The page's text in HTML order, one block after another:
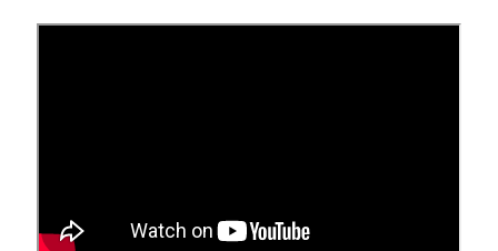
Squarespace Payments mostra tutti i tuoi